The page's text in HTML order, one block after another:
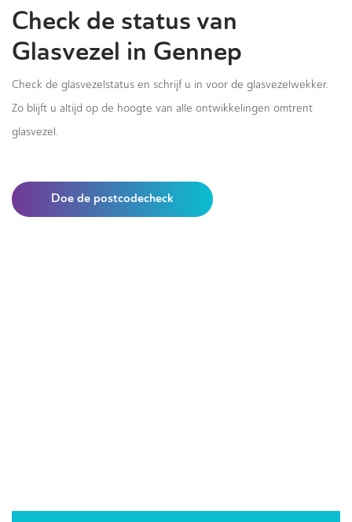
Check de status van
Glasvezel in Gennep
Check de glasvezelstatus en schrijf u in voor de glasvezelwekker.
Zo blijft u altijd op de hoogte van alle ontwikkelingen omtrent
glasvezel.
Doe de postcodecheck